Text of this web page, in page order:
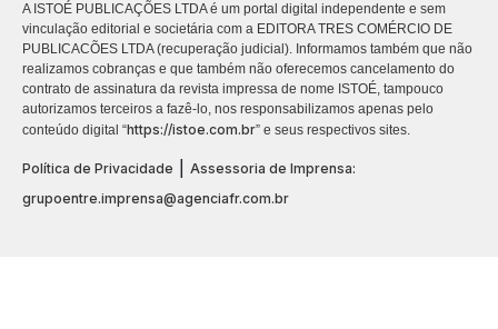
A ISTOÉ PUBLICAÇÕES LTDA é um portal digital independente e sem
vinculação editorial e societária com a EDITORA TRES COMÉRCIO DE
PUBLICACÕES LTDA (recuperação judicial). Informamos também que não
realizamos cobranças e que também não oferecemos cancelamento do
contrato de assinatura da revista impressa de nome ISTOÉ, tampouco
autorizamos terceiros a fazê-lo, nos responsabilizamos apenas pelo
conteúdo digital “https://istoe.com.br” e seus respectivos sites.
Política de Privacidade
Assessoria de Imprensa:
grupoentre.imprensa@agenciafr.com.br